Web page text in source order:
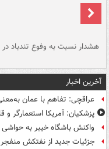
هشدار نسبت به وفوع تندباد در
آخرین اخبار
عراقچی: تفاهم با عمان
پزشکیان: آمریکا استعمارگر و
واکنش باشگاه خیبر به
جزئیات جدید از نفتکش